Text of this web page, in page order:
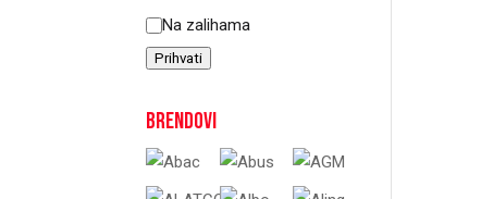
Status
Na zalihama
Prihvati
Brendovi